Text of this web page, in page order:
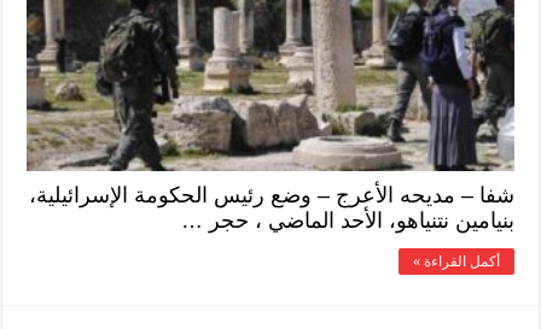
شفا – مديحه الأعرج – وضع رئيس الحكومة الإسرائيلية،
بنيامين نتنياهو، الأحد الماضي ، حجر …
أكمل القراءة »